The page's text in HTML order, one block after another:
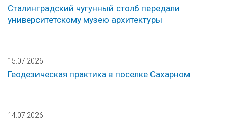
Сталинградский чугунный столб передали
университетскому музею архитектуры
15.07.2026
Геодезическая практика в поселке Сахарном
14.07.2026